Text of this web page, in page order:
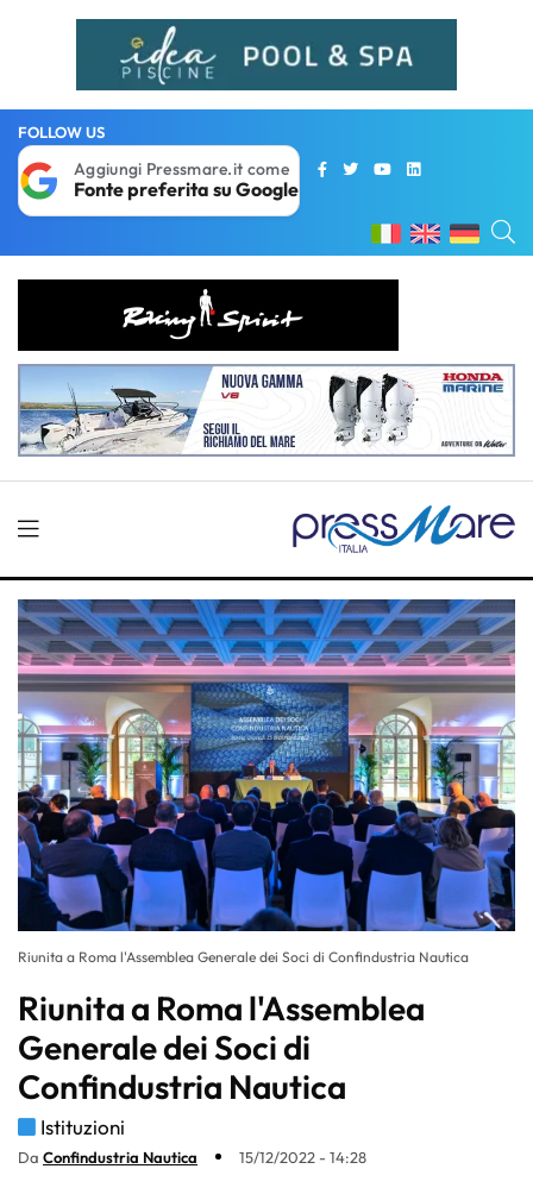
FOLLOW US
Aggiungi Pressmare.it come
Fonte preferita su Google
Riunita a Roma l'Assemblea Generale dei Soci di Confindustria Nautica
Riunita a Roma l'Assemblea
Generale dei Soci di
Confindustria Nautica
Istituzioni
Da Confindustria Nautica 15/12/2022 - 14:28